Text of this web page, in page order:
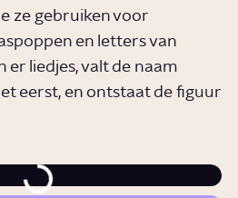
ze gebruiken voor
en letters van
er liedjes, valt de naam
eerst, en ontstaat de figuur